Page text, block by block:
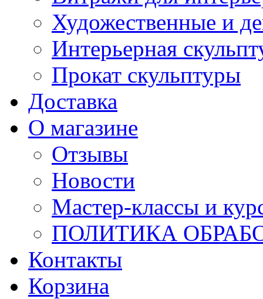
Художественные и
Интерьерная
Прокат скульптуры
Доставка
О магазине
Отзывы
Новости
Мастер-классы и
ПОЛИТИКА
Контакты
Корзина